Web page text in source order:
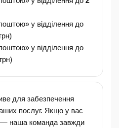
у відділення до
у відділення до
для забезпечення
послуг. Якщо у вас
— наша команда завжди